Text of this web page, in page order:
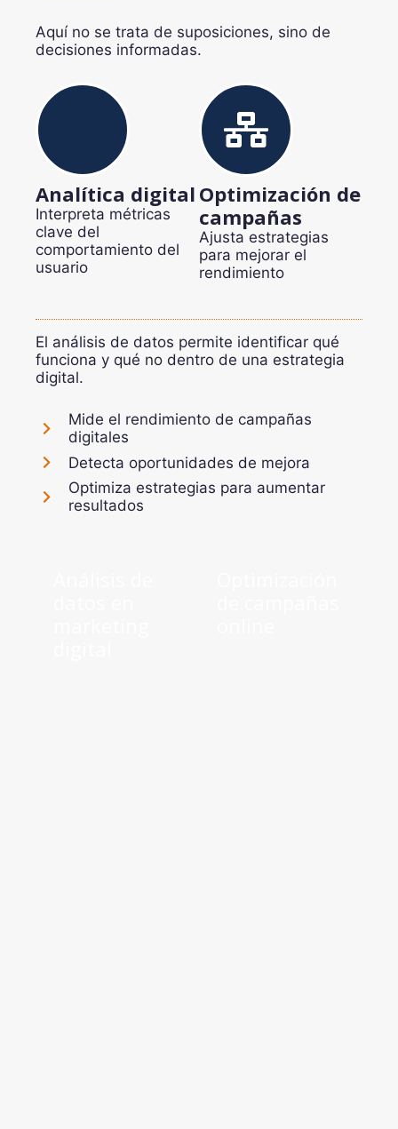
Aquí no se trata de suposiciones, sino de
decisiones informadas.
Analítica digital
Interpreta métricas
clave del
comportamiento del
usuario
Optimización de
campañas
Ajusta estrategias
para mejorar el
rendimiento
El análisis de datos permite identificar qué
funciona y qué no dentro de una estrategia
digital.
Mide el rendimiento de campañas
digitales
Detecta oportunidades de mejora
Optimiza estrategias para aumentar
resultados